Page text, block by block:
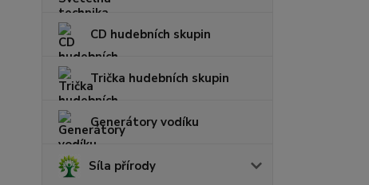
CD hudebních skupin
Trička hudebních skupin
Generátory vodíku
Síla přírody